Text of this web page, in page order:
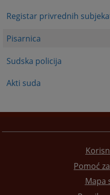
Registar privrednih
Pisarnica
Sudska policija
Akti suda
Pomoć
Mapa